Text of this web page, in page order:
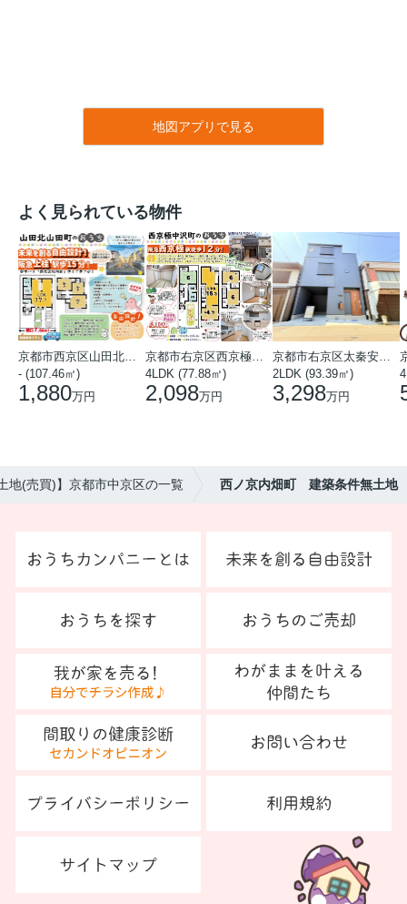
地図アプリで見る
よく見られている物件
- (107.46㎡)
1,880万円
4LDK (77.88㎡)
2,098万円
2LDK (93.39㎡)
3,298万円
地(売買)】京都市中京区の一覧 西ノ京内畑町 建築条件無土地